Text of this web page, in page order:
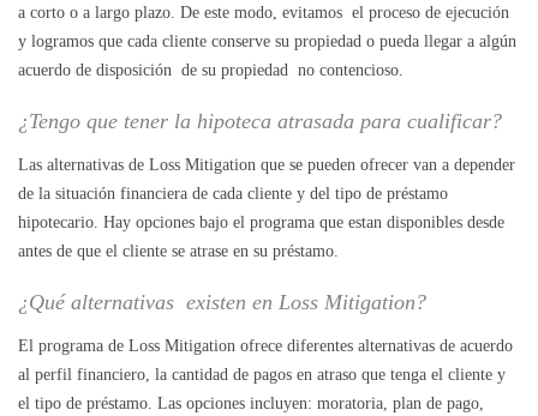
a corto o a largo plazo. De este modo, evitamos el proceso de ejecución
y logramos que cada cliente conserve su propiedad o pueda llegar a algún
acuerdo de disposición de su propiedad no contencioso.
¿Tengo que tener la hipoteca atrasada para cualificar?
Las alternativas de Loss Mitigation que se pueden ofrecer van a depender
de la situación financiera de cada cliente y del tipo de préstamo
hipotecario. Hay opciones bajo el programa que estan disponibles desde
antes de que el cliente se atrase en su préstamo.
¿Qué alternativas existen en Loss Mitigation?
El programa de Loss Mitigation ofrece diferentes alternativas de acuerdo
al perfil financiero, la cantidad de pagos en atraso que tenga el cliente y
el tipo de préstamo. Las opciones incluyen: moratoria, plan de pago,